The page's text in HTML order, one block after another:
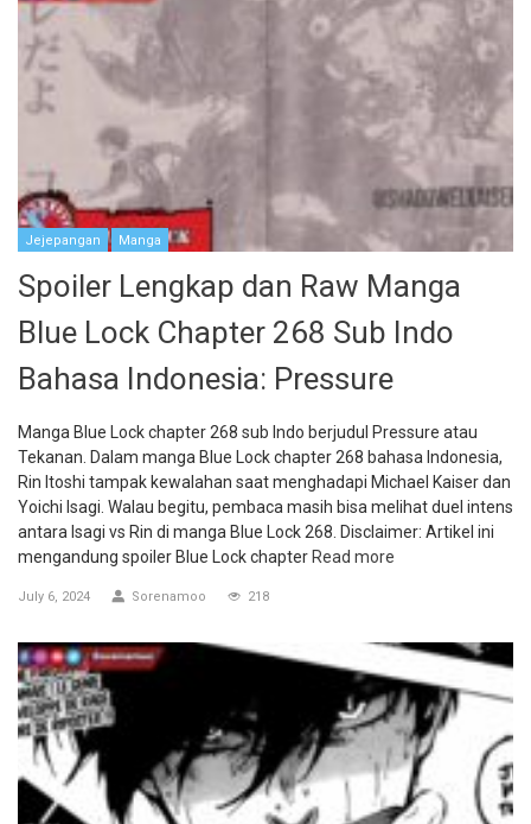
Jejepangan Manga
Spoiler Lengkap dan Raw Manga
Blue Lock Chapter 268 Sub Indo
Bahasa Indonesia: Pressure
Manga Blue Lock chapter 268 sub Indo berjudul Pressure atau
Tekanan. Dalam manga Blue Lock chapter 268 bahasa Indonesia,
Rin Itoshi tampak kewalahan saat menghadapi Michael Kaiser dan
Yoichi Isagi. Walau begitu, pembaca masih bisa melihat duel intens
antara Isagi vs Rin di manga Blue Lock 268. Disclaimer: Artikel ini
mengandung spoiler Blue Lock chapter Read more
July 6, 2024 Sorenamoo 218